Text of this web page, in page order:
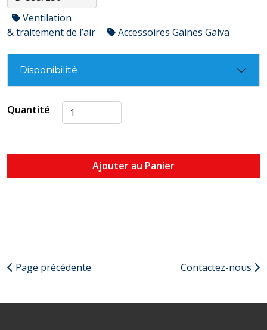
Ventilation
& traitement de l’air
Accessoires Gaines Galva
Disponibilité
Quantité
Ajouter au Panier
Page précédente Contactez-nous